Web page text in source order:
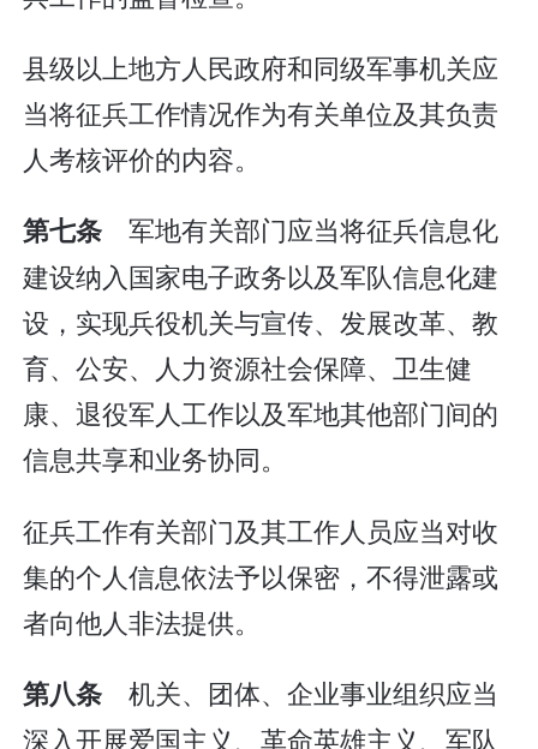
县级以上地方人民政府和同级军事机关应
当将征兵工作情况作为有关单位及其负责
人考核评价的内容。
第七条 军地有关部门应当将征兵信息化
建设纳入国家电子政务以及军队信息化建
设，实现兵役机关与宣传、发展改革、教
育、公安、人力资源社会保障、卫生健
康、退役军人工作以及军地其他部门间的
信息共享和业务协同。
征兵工作有关部门及其工作人员应当对收
集的个人信息依法予以保密，不得泄露或
者向他人非法提供。
第八条 机关、团体、企业事业组织应当
深入开展爱国主义、革命英雄主义、军队